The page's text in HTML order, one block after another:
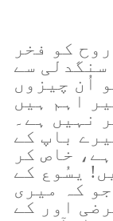
کو فخر
سنگدلی سے
اُن چیزوں
اہم ہیں
نہیں ہے۔
باپ کے
خاص کر
یسُوع کے
کہ میری
اور کے